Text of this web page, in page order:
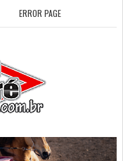
ERROR PAGE